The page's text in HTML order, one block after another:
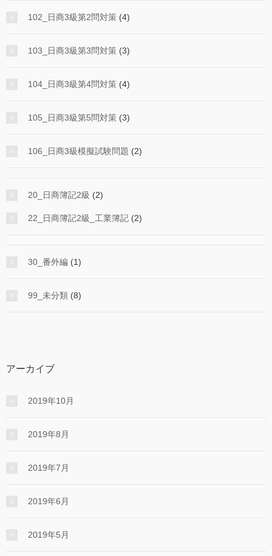
102_日商3級第2問対策 (4)
103_日商3級第3問対策 (3)
104_日商3級第4問対策 (4)
105_日商3級第5問対策 (3)
106_日商3級模擬試験問題 (2)
20_日商簿記2級 (2)
22_日商簿記2級_工業簿記 (2)
30_番外編 (1)
99_未分類 (8)
アーカイブ
2019年10月
2019年8月
2019年7月
2019年6月
2019年5月